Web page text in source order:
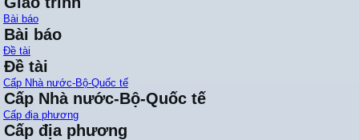
Bài báo
Bài báo
Đề tài
Đề tài
Cấp Nhà nước-Bộ-Quốc tế
Cấp Nhà nước-Bộ-Quốc tế
Cấp địa phương
Cấp địa phương